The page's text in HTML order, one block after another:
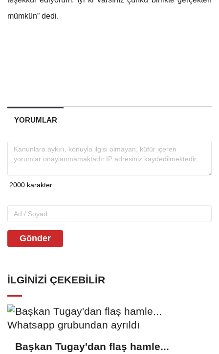
mümkün” dedi.
YORUMLAR
Gönder
İLGINIZI ÇEKEBILIR
Başkan Tugay'dan flaş hamle...